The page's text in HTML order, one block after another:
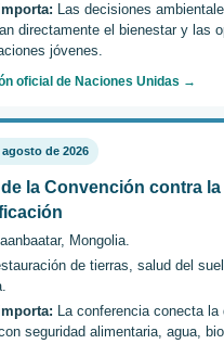
Las decisiones
directamente el bienestar y las
jóvenes.
oficial de Naciones Unidas →
agosto de 2026
de la Convención contra la
Mongolia.
de tierras, salud del
La conferencia conecta la
seguridad alimentaria, agua,